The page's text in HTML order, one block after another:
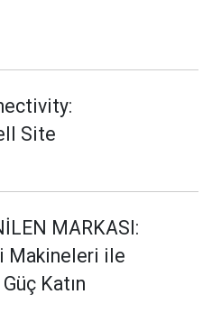
Site
MARKASI:
Makineleri ile
Katın